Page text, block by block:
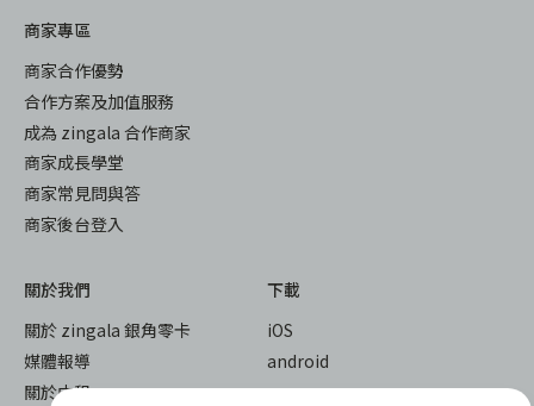
商家專區
商家合作優勢
合作方案及加值服務
成為 zingala 合作商家
商家成長學堂
商家常見問與答
商家後台登入
關於我們
關於 zingala 銀角零卡
媒體報導
關於中租
下載
iOS
android